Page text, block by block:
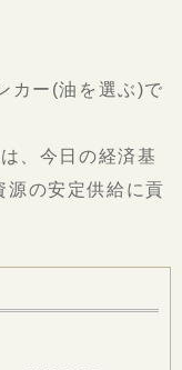
カー(油を選ぶ)で
、今日の経済基
源の安定供給に貢